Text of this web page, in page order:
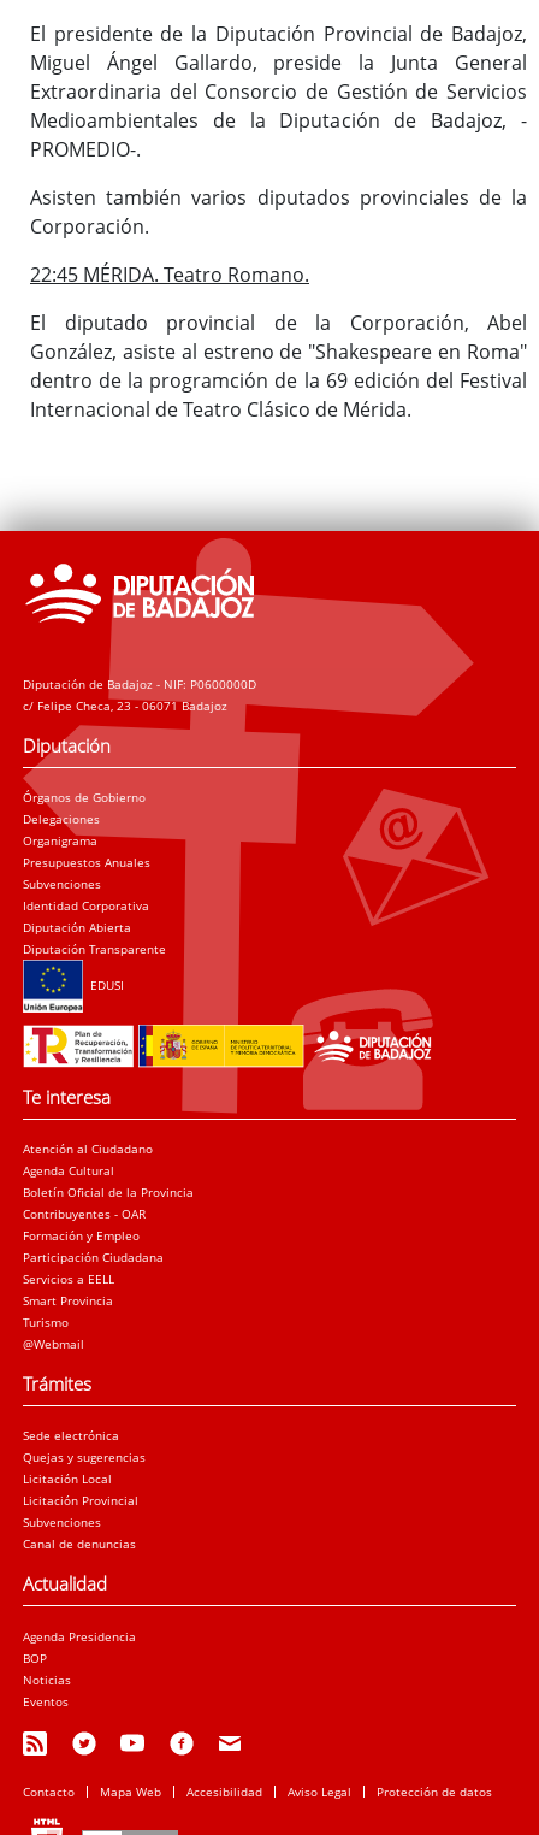
El presidente de la Diputación Provincial de Badajoz,
Miguel Ángel Gallardo, preside la Junta General
Extraordinaria del Consorcio de Gestión de Servicios
Medioambientales de la Diputación de Badajoz, -
PROMEDIO-.
Asisten también varios diputados provinciales de la
Corporación.
22:45 MÉRIDA. Teatro Romano.
El diputado provincial de la Corporación, Abel
González, asiste al estreno de "Shakespeare en Roma"
dentro de la programción de la 69 edición del Festival
Internacional de Teatro Clásico de Mérida.
Diputación de Badajoz - NIF: P0600000D
c/ Felipe Checa, 23 - 06071 Badajoz
Diputación
Órganos de Gobierno
Delegaciones
Organigrama
Presupuestos Anuales
Subvenciones
Identidad Corporativa
Diputación Abierta
Diputación Transparente
EDUSI
Te interesa
Atención al Ciudadano
Agenda Cultural
Boletín Oficial de la Provincia
Contribuyentes - OAR
Formación y Empleo
Participación Ciudadana
Servicios a EELL
Smart Provincia
Turismo
@Webmail
Trámites
Sede electrónica
Quejas y sugerencias
Licitación Local
Licitación Provincial
Subvenciones
Canal de denuncias
Actualidad
Agenda Presidencia
BOP
Noticias
Eventos
Contacto Mapa Web Accesibilidad Aviso Legal Protección de datos